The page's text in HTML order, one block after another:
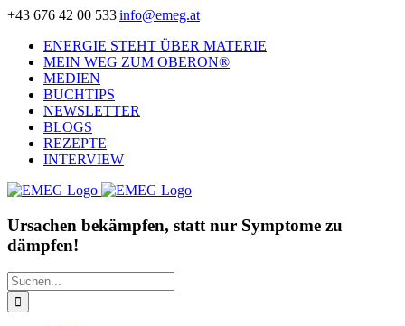
Zum
springen
+43 676 42 00 533|info@emeg.at
ENERGIE STEHT ÜBER MATERIE
MEIN WEG ZUM OBERON®
MEDIEN
BUCHTIPS
NEWSLETTER
BLOGS
REZEPTE
INTERVIEW
Ursachen bekämpfen, statt nur Symptome zu
dämpfen!
Suche
nach: